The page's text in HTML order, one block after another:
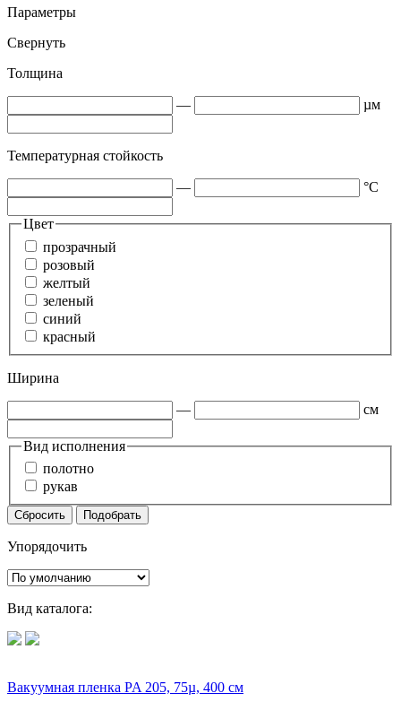
Параметры
Свернуть
Толщина
— µм
Температурная стойкость
— °C
Цвет
прозрачный
розовый
желтый
зеленый
синий
красный
Ширина
— см
Вид исполнения
полотно
рукав
Сбросить Подобрать
Упорядочить
Вид каталога:
Вакуумная пленка PA 205, 75µ, 400 см